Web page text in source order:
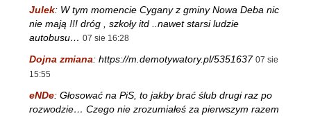
Julek: W tym momencie Cygany z gminy Nowa Deba nic
nie mają !!! dróg , szkoły itd ..nawet starsi ludzie
autobusu… 07 sie 16:28
Dojna zmiana: https://m.demotywatory.pl/5351637 07 sie
15:55
eNDe: Głosować na PiS, to jakby brać ślub drugi raz po
rozwodzie… Czego nie zrozumiałeś za pierwszym razem